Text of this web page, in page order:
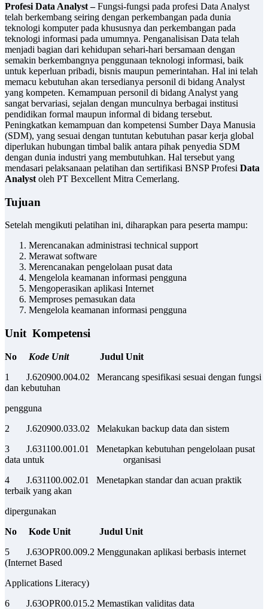
Profesi Data Analyst –Fungsi-fungsi pada profesi Data Analyst
telah berkembang seiring dengan perkembangan pada dunia
teknologi komputer pada khususnya dan perkembangan pada
teknologi informasi pada umumnya. Penganalisisan Data telah
menjadi bagian dari kehidupan sehari-hari bersamaan dengan
semakin berkembangnya penggunaan teknologi informasi, baik
untuk keperluan pribadi, bisnis maupun pemerintahan. Hal ini telah
memacu kebutuhan akan tersedianya personil di bidang Analyst
yang kompeten. Kemampuan personil di bidang Analyst yang
sangat bervariasi, sejalan dengan munculnya berbagai institusi
pendidikan formal maupun informal di bidang tersebut.
Peningkatkan kemampuan dan kompetensi Sumber Daya Manusia
(SDM), yang sesuai dengan tuntutan kebutuhan pasar kerja global
diperlukan hubungan timbal balik antara pihak penyedia SDM
dengan dunia industri yang membutuhkan. Hal tersebut yang
mendasari pelaksanaan pelatihan dan sertifikasi BNSP Profesi Data
Analyst oleh PT Bexcellent Mitra Cemerlang.
Tujuan
Setelah mengikuti pelatihan ini, diharapkan para peserta mampu:
Merencanakan administrasi technical support
Merawat software
Merencanakan pengelolaan pusat data
Mengelola keamanan informasi pengguna
Mengoperasikan aplikasi Internet
Memproses pemasukan data
Mengelola keamanan informasi pengguna
Unit Kompetensi
No Kode UnitJudul Unit
1 J.620900.004.02 Merancang spesifikasi sesuai dengan fungsi
dan kebutuhan
pengguna
2 J.620900.033.02 Melakukan backup data dan sistem
3 J.631100.001.01 Menetapkan kebutuhan pengelolaan pusat
data untuk organisasi
4 J.631100.002.01 Menetapkan standar dan acuan praktik
terbaik yang akan
dipergunakan
No Kode Unit Judul Unit
5 J.63OPR00.009.2 Menggunakan aplikasi berbasis internet
(Internet Based
Applications Literacy)
6 J.63OPR00.015.2 Memastikan validitas data